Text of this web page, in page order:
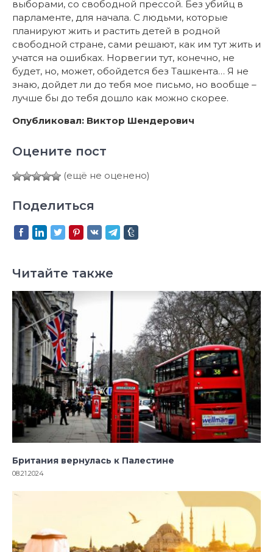
выборами, со свободной прессой. Без убийц в
парламенте, для начала. С людьми, которые
планируют жить и растить детей в родной
свободной стране, сами решают, как им тут жить и
учатся на ошибках. Норвегии тут, конечно, не
будет, но, может, обойдется без Ташкента… Я не
знаю, дойдет ли до тебя мое письмо, но вообще –
лучше бы до тебя дошло как можно скорее.
Опубликовал: Виктор Шендерович
Оцените пост
(ещё не оценено)
Поделиться
Читайте также
Британия вернулась к Палестине
08.21.2024